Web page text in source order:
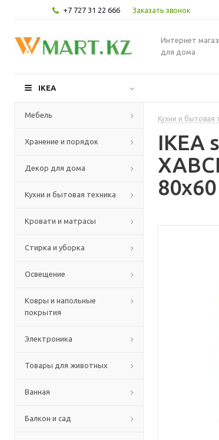
+7 727 31 22 666 Заказать звонок
Интернет
для дома
IKEA
Мебель
Хранение и порядок
Декор для дома
Кухни и бытовая техника
Кровати и матрасы
Стирка и уборка
Освещение
Ковры и напольные
покрытия
Электроника
Товары для животных
Ванная
Балкон и сад
Кухни и бытовая
IKEA